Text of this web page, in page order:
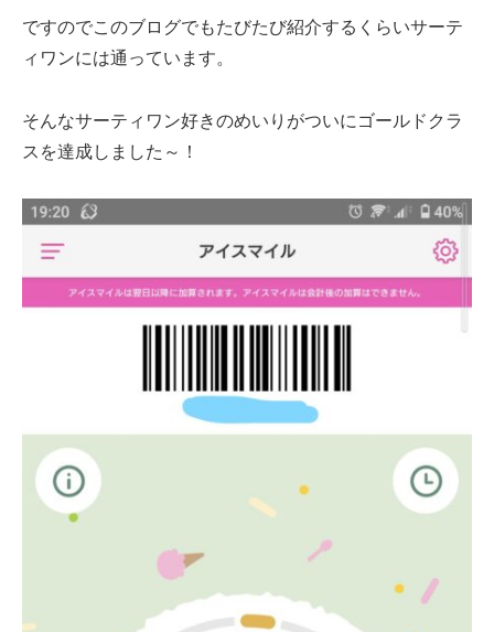
ですのでこのブログでもたびたび紹介するくらいサーテ
ィワンには通っています。
そんなサーティワン好きのめいりがついにゴールドクラ
スを達成しました～！